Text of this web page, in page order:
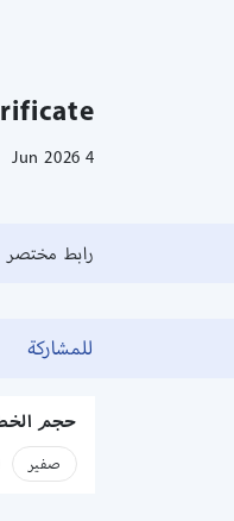
4 Jun 2026
رابط مختصر
للمشاركة
حجم
صفير